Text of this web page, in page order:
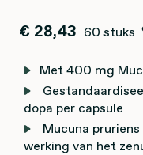
€ 28,43 60 stuks
Met 400 mg
dopa per capsule
Mucuna
werking van het